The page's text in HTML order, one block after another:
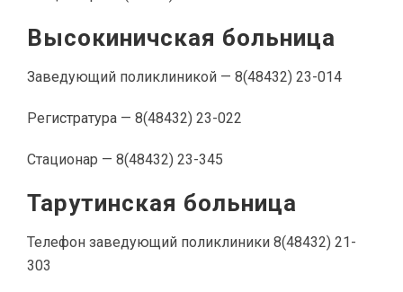
Высокиничская больница
Заведующий поликлиникой — 8(48432) 23-014
Регистратура — 8(48432) 23-022
Стационар — 8(48432) 23-345
Тарутинская больница
Телефон заведующий поликлиники 8(48432) 21-
303